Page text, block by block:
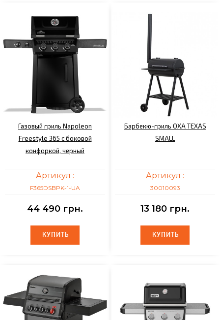
Газовый гриль Napoleon
Freestyle 365 с боковой
конфоркой, черный
Артикул :
F365DSBPK-1-UA
44 490 грн.
КУПИТЬ
КУПИТЬ
Барбекю-гриль OXA TEXAS
SMALL
Артикул :
30010093
13 180 грн.
КУПИТЬ
КУПИТЬ